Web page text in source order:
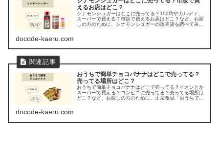
えるお店はどこ？
シナモンシュガーはどこに売ってる？100均やカルディ、
スーパーで買える？市販で買えるお店はどこ？など、お探
しの方のために、シナモンシュガーの販売店を調べてみま
docode-kaeru.com
おうちで簡単チョコバナナはどこで売ってる？
売ってる場所はどこ？
おうちで簡単チョコバナナはどこで売ってる？イオンとか
スーパーで買える？コンビニに売ってる？売ってる場所は
どこ？など、お探しの方のために、正栄食品「おうちで簡
docode-kaeru.com